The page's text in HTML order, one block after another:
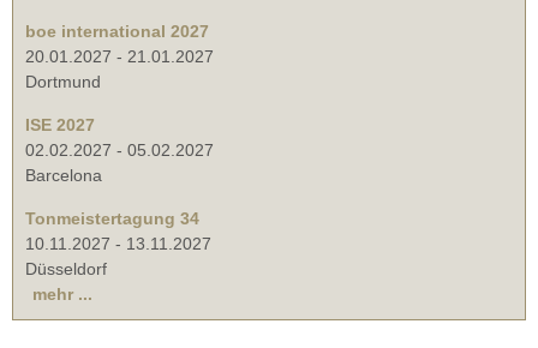
boe international 2027
20.01.2027 - 21.01.2027
Dortmund
ISE 2027
02.02.2027 - 05.02.2027
Barcelona
Tonmeistertagung 34
10.11.2027 - 13.11.2027
Düsseldorf
mehr ...